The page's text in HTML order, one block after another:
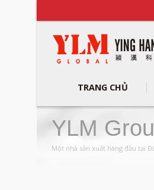
TRANG CHỦ
YLM
Một nhà sản xuất hàng đầu tại